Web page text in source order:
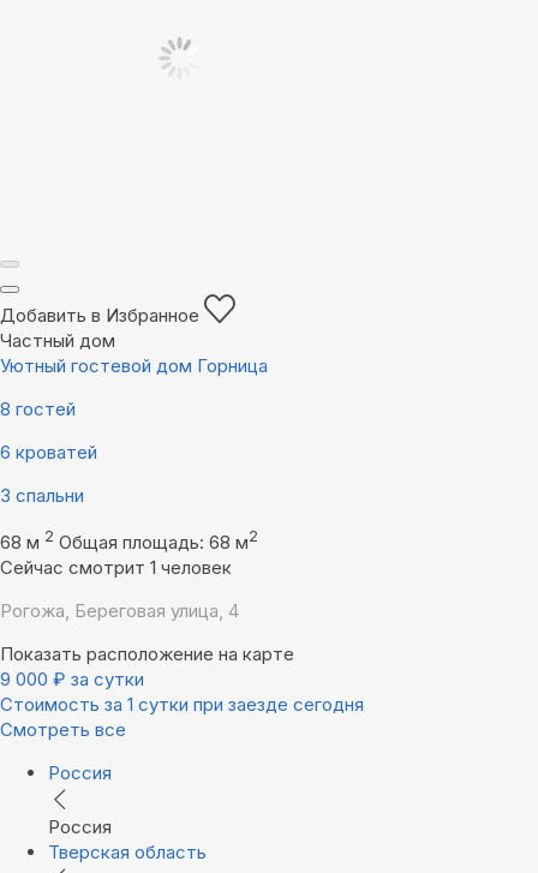
Добавить в Избранное
Частный дом
Уютный гостевой дом Горница
8 гостей
6 кроватей
3 спальни
68 м 2 Общая площадь: 68 м2
Сейчас смотрит 1 человек
Рогожа, Береговая улица, 4
Показать расположение на карте
9 000 ₽ за сутки
Стоимость за 1 сутки при заезде сегодня
Смотреть все
Россия
Россия
Тверская область